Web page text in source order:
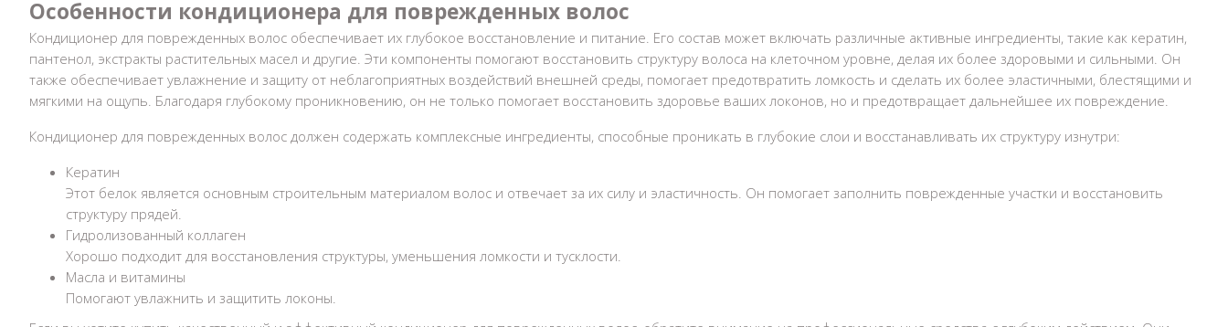
Особенности кондиционера для поврежденных волос
Кондиционер для поврежденных волос обеспечивает их глубокое восстановление и питание. Его состав может включать различные активные ингредиенты, такие как кератин,
пантенол, экстракты растительных масел и другие. Эти компоненты помогают восстановить структуру волоса на клеточном уровне, делая их более здоровыми и сильными. Он
также обеспечивает увлажнение и защиту от неблагоприятных воздействий внешней среды, помогает предотвратить ломкость и сделать их более эластичными, блестящими и
мягкими на ощупь. Благодаря глубокому проникновению, он не только помогает восстановить здоровье ваших локонов, но и предотвращает дальнейшее их повреждение.
Кондиционер для поврежденных волос должен содержать комплексные ингредиенты, способные проникать в глубокие слои и восстанавливать их структуру изнутри:
Кератин
Этот белок является основным строительным материалом волос и отвечает за их силу и эластичность. Он помогает заполнить поврежденные участки и восстановить
структуру прядей.
Гидролизованный коллаген
Хорошо подходит для восстановления структуры, уменьшения ломкости и тусклости.
Масла и витамины
Помогают увлажнить и защитить локоны.